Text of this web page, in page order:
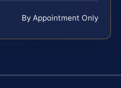
By Appointment Only